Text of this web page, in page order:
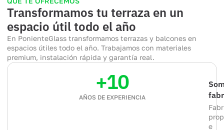
Transformamos tu terraza en un
espacio útil todo el año
En PonienteGlass transformamos terrazas y balcones en
espacios útiles todo el año. Trabajamos con materiales
premium, instalación rápida y garantía real.
AÑOS DE EXPERIENCIA
+10
e